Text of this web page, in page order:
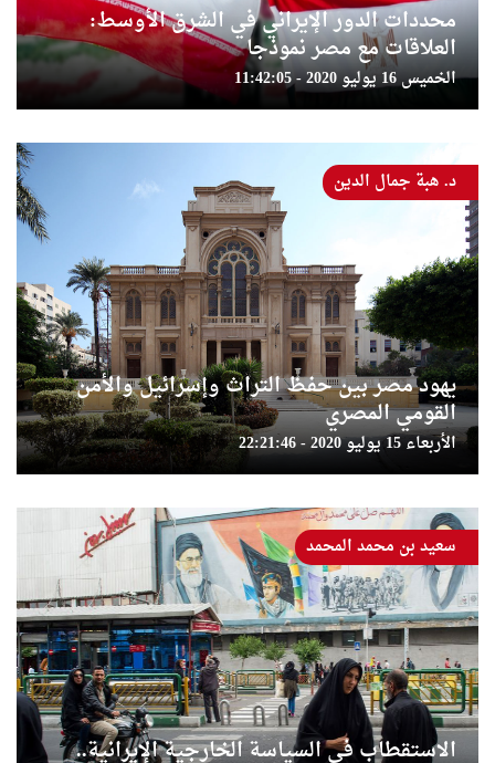
محددات الدور الإيراني في الشرق الأوسط:
العلاقات مع مصر نموذجا
الخميس 16 يوليو 2020 - 11:42:05
يهود مصر بين حفظ التراث وإسرائيل والأمن
القومي المصري
الأربعاء 15 يوليو 2020 - 22:21:46
د. هبة جمال الدين
الاستقطاب في السياسة الخارجية الإيرانية..
سعيد بن محمد المحمد